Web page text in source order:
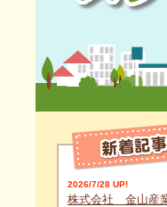
2026/7/28 UP!
株式会社 金山産